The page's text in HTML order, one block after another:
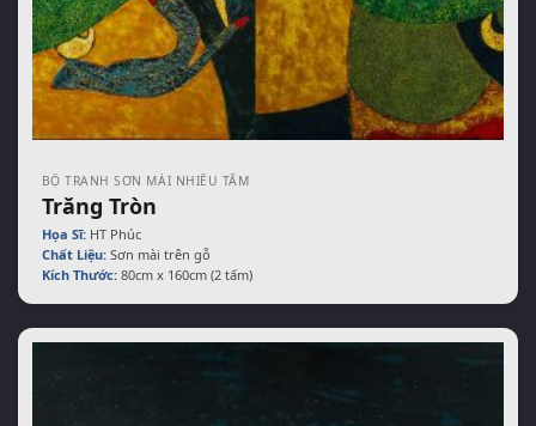
BỘ TRANH SƠN MÀI NHIỀU TẤM
Trăng Tròn
Họa Sĩ:HT Phúc
Chất Liệu:Sơn mài trên gỗ
Kích Thước:80cm x 160cm (2 tấm)